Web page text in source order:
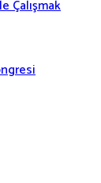
Çalışmak